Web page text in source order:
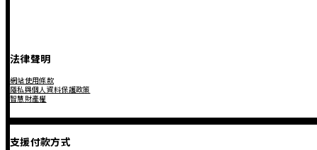
法律聲明
網站使用條款
隱私與個人資料保護政策
智慧財產權
支援付款方式